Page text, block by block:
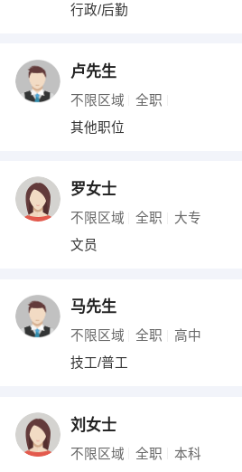
行政/后勤
卢先生
不限区域 全职
其他职位
罗女士
不限区域 全职 大专
文员
马先生
不限区域 全职 高中
技工/普工
刘女士
不限区域 全职 本科